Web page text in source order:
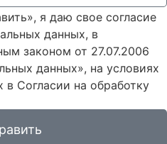
я даю свое согласие
данных, в
законом от 27.07.2006
данных», на условиях
в Согласии на обработку